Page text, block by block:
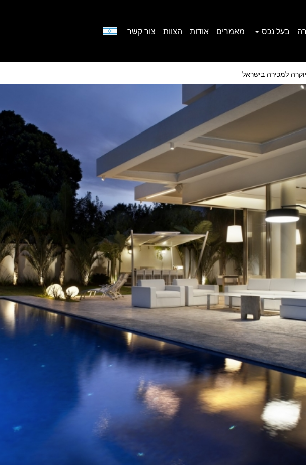
בעל נכס מאמרים אודות הצוות צור קשר
למכירה בישראל